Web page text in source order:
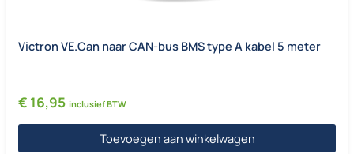
Victron VE.Can naar CAN-bus BMS type A kabel 5 meter
€ 16,95 inclusief BTW
Toevoegen aan winkelwagen